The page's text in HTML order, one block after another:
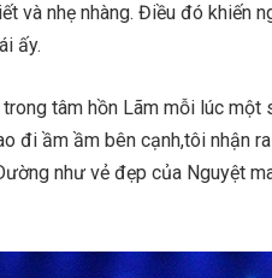
và nhẹ nhàng. Điều đó khiến
ấy.
tâm hồn Lãm mỗi lúc một
đi ầm ầm bên cạnh,tôi nhận
như vẻ đẹp của Nguyệt